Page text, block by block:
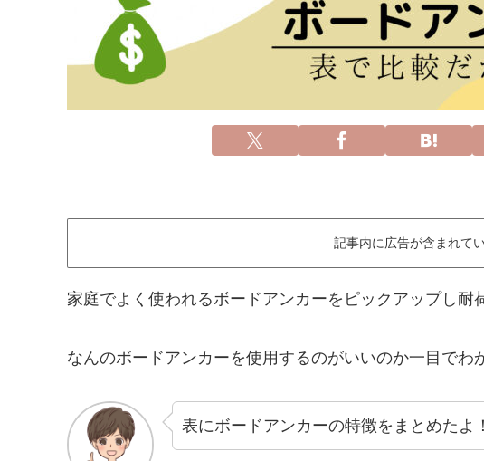
記事内に広告が含まれてい
家庭でよく使われるボードアンカーをピックアップし耐
なんのボードアンカーを使用するのがいいのか一目でわ
表にボードアンカーの特徴をまとめたよ！